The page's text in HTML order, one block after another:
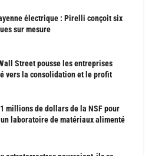
électrique : Pirelli conçoit six
sur mesure
Street pousse les entreprises
vers la consolidation et le profit
millions de dollars de la NSF pour
laboratoire de matériaux alimenté